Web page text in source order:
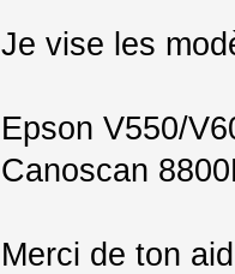
Je vise les
Epson V550/
Canoscan
Merci de ton